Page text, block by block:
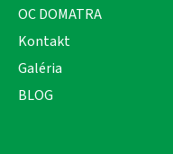
OC DOMATRA
Kontakt
Galéria
BLOG